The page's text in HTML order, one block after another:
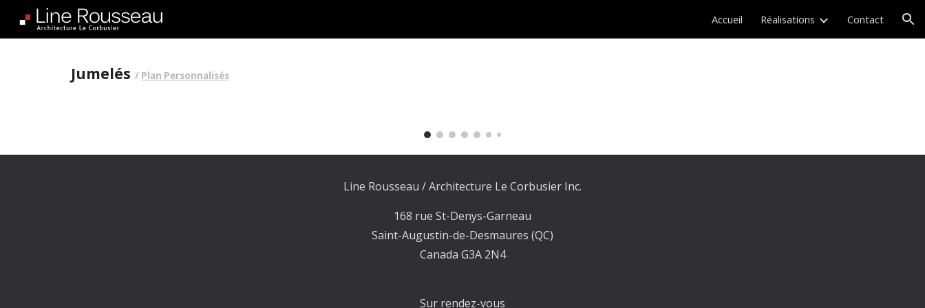
Accueil Réalisations Contact
Jumelés / Plan Personnalisés
Line Rousseau / Architecture Le Corbusier Inc.
168 rue St-Denys-Garneau
Saint-Augustin-de-Desmaures (QC)
Canada G3A 2N4
Sur rendez-vous